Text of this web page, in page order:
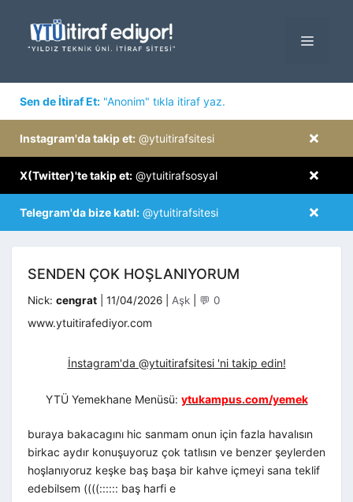
MENÜ
Sen de İtiraf Et: "Anonim" tıkla itiraf yaz.
×
Instagram'da takip et: @ytuitirafsitesi
×
X(Twitter)'te takip et: @ytuitirafsosyal
×
Telegram'da bize katıl: @ytuitirafsitesi
SENDEN ÇOK HOŞLANIYORUM
Nick: cengrat 11/04/2026 Kategoriler
Aşk 💬 0
www.ytuitirafediyor.com
İnstagram'da @ytuitirafsitesi 'ni takip edin!
YTÜ Yemekhane Menüsü: ytukampus.com/yemek
buraya bakacagını hic sanmam onun için fazla havalısın
birkac aydır konuşuyoruz çok tatlısın ve benzer şeylerden
hoşlanıyoruz keşke baş başa bir kahve içmeyi sana teklif
edebilsem ((((:::::: baş harfi e